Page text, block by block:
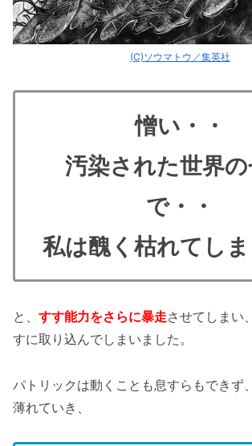
(C)ソウマトウ／集英社
憎い・・
汚染された世界
で・・
私は醜く枯れてしま
と、 すす能力をさらに暴走させてしまい
すに取り込んでしまいました。
パトリックは動くことも息すらもできず
薄れていき、